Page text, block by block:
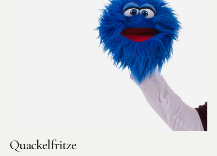
Quackelfritze